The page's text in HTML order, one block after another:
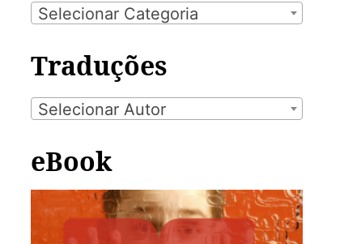
Selecionar Categoria
Traduções
Selecionar Autor
eBook